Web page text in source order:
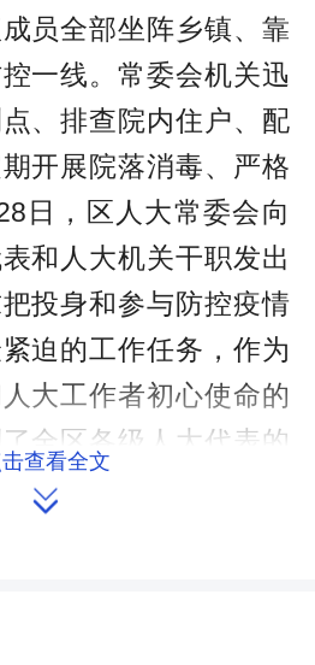
员全部坐阵乡镇、靠
一线。常委会机关迅
、排查院内住户、配
开展院落消毒、严格
日，区人大常委会向
和人大机关干职发出
投身和参与防控疫情
迫的工作任务，作为
大工作者初心使命的
全区各级人大代表的
起了群防群治的强大
击查看全文
